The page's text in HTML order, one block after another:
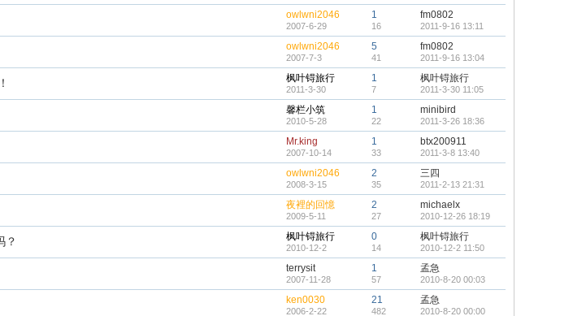
owlwni2046
2007-6-29
1
16
fm0802
2011-9-16 13:11
owlwni2046
2007-7-3
5
41
fm0802
2011-9-16 13:04
枫叶锝旅行
2011-3-30
1
7
枫叶锝旅行
2011-3-30 11:05
馨栏小筑
2010-5-28
1
22
minibird
2011-3-26 18:36
Mr.king
2007-10-14
1
33
btx200911
2011-3-8 13:40
owlwni2046
2008-3-15
2
35
三四
2011-2-13 21:31
夜裡的回憶
2009-5-11
2
27
michaelx
2010-12-26 18:19
？ 枫叶锝旅行
2010-12-2
0
14
枫叶锝旅行
2010-12-2 11:50
terrysit
2007-11-28
1
57
孟急
2010-8-20 00:03
ken0030
2006-2-22
21
482
孟急
2010-8-20 00:00